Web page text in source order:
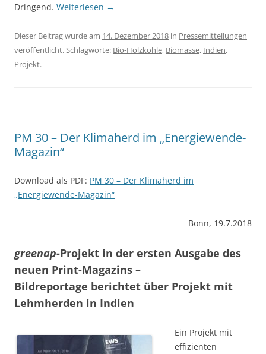
Dringend. Weiterlesen →
Dieser Beitrag wurde am 14. Dezember 2018 in Pressemitteilungen
veröffentlicht. Schlagworte: Bio-Holzkohle, Biomasse, Indien,
Projekt.
PM 30 – Der Klimaherd im „Energiewende-
Magazin“
Download als PDF: PM 30 – Der Klimaherd im
„Energiewende-Magazin“
Bonn, 19.7.2018
greenap-Projekt in der ersten Ausgabe des
neuen Print-Magazins –
Bildreportage berichtet über Projekt mit
Lehmherden in Indien
Ein Projekt mit
effizienten